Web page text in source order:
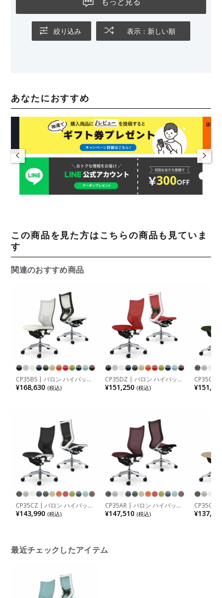
もっと見る
絞り込み 表示：新しい順
あなたにおすすめ
この商品を見た方はこちらの商品も見ていま
す
関連のおすすめ商品
CP35BS | バロン ハイバック
座クッション 肘なし ポリッ
シュフレーム ブラックボディ
¥168,630 (税込)
CP35DZ | バロン ハイバック
座クッション 肘なし シルバ
ーフレーム ホワイトボディ
¥151,250 (税込)
CP35CS
座メッシ
フレーム
CP35CZ | バロン ハイバック
座メッシュ 肘なし シルバー
フレーム ホワイトボディ ラ
¥143,990 (税込)
CP35AR | バロン ハイバック
座メッシュ 肘なし ポリッシ
ュフレーム ブラックボディ
¥147,510 (税込)
CP35CW
座メッシ
フレーム
最近チェックしたアイテム